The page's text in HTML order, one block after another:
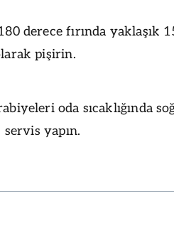
derece fırında yaklaşık
pişirin.
oda sıcaklığında
servis yapın.